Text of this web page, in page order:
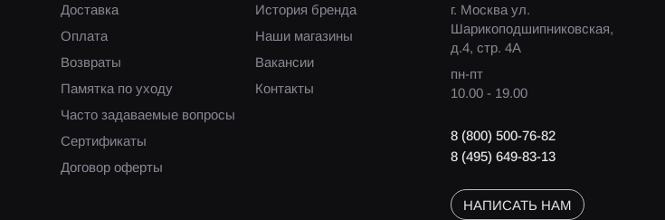
Доставка
Оплата
Возвраты
Памятка по уходу
Часто задаваемые вопросы
Сертификаты
Договор оферты
История бренда
Наши магазины
Вакансии
Контакты
г. Москва ул.
Шарикоподшипниковская,
д.4, стр. 4А
пн-пт
10.00 - 19.00
8 (800) 500-76-82
8 (495) 649-83-13
НАПИСАТЬ НАМ